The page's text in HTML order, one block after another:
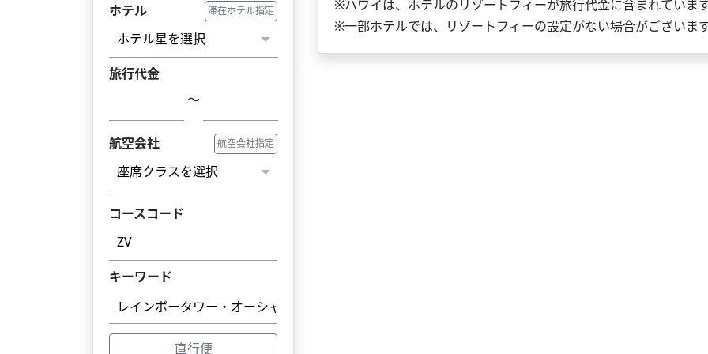
ホテル 滞在ホテル指定
旅行代金
～
航空会社 航空会社指定
コースコード
キーワード
直行便
※ハワイは、ホテルのリゾートフィーが旅行代金に含まれています
※一部ホテルでは、リゾートフィーの設定がない場合がございます